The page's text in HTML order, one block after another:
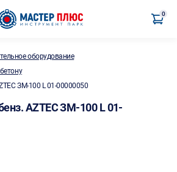
0
оборудование
ЗМ-100 L 01-00000050
AZTEC ЗМ-100 L 01-